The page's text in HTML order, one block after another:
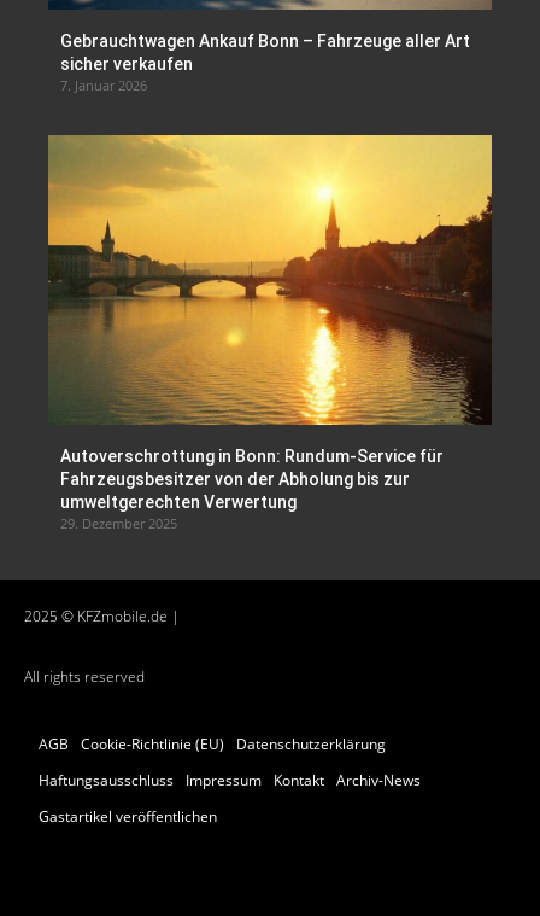
Gebrauchtwagen Ankauf Bonn – Fahrzeuge aller Art
sicher verkaufen
7. Januar 2026
Autoverschrottung in Bonn: Rundum-Service für
Fahrzeugsbesitzer von der Abholung bis zur
umweltgerechten Verwertung
29. Dezember 2025
2025 © KFZmobile.de |
All rights reserved
AGB Cookie-Richtlinie (EU)
Datenschutzerklärung
Haftungsausschluss
Impressum Kontakt Archiv-News
Gastartikel veröffentlichen